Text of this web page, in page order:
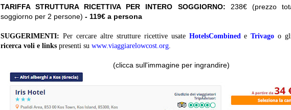
TARIFFA STRUTTURA RICETTIVA PER INTERO SOGGIORNO: 238€ (prezzo
soggiorno per 2 persone) - 119€ a persona
SUGGERIMENTI: Per cercare altre strutture ricettive usate HotelsCombinedeTrivago o
ricerca voli e links presenti su www.viaggiarelowcost.org.
(clicca sull'immagine per ingrandire)